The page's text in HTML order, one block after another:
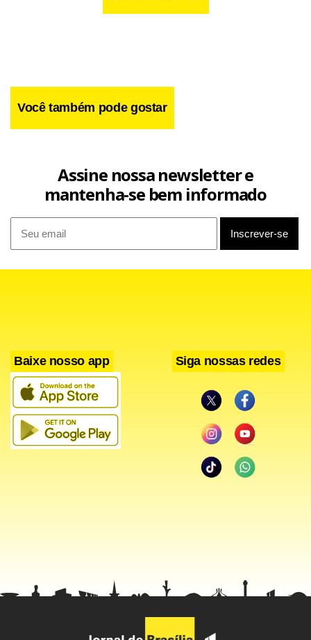
Facebook
WhatsApp
LinkedIn
Twitter
X
Você também pode gostar
Assine nossa newsletter e
mantenha-se bem informado
Baixe nosso app Siga nossas redes